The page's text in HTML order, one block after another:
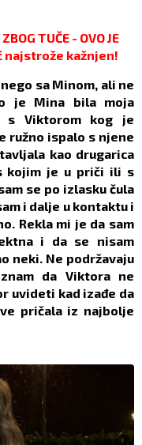
TUČE - OVO JE
najstrože kažnjen!
sa Minom, ali ne
je Mina bila moja
s Viktorom kog je
ružno ispalo s njene
kao drugarica
kojim je u priči ili s
se po izlasku čula
i dalje u kontaktu i
Rekla mi je da sam
i da se nisam
neki. Ne podržavaju
da Viktora ne
uvideti kad izađe da
pričala iz najbolje